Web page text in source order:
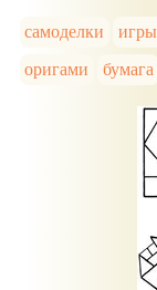
самоделки
оригами
бумага